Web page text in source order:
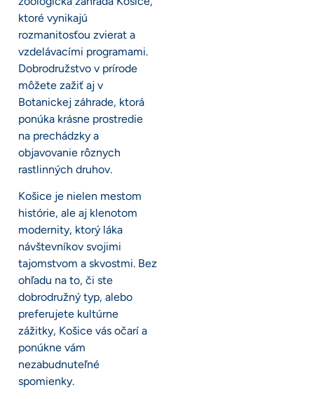
ktoré vynikajú
rozmanitosťou zvierat a
vzdelávacími programami.
Dobrodružstvo v prírode
môžete zažiť aj v
Botanickej záhrade, ktorá
ponúka krásne prostredie
na prechádzky a
objavovanie rôznych
rastlinných druhov.
Košice je nielen mestom
histórie, ale aj klenotom
modernity, ktorý láka
návštevníkov svojimi
tajomstvom a skvostmi. Bez
ohľadu na to, či ste
dobrodružný typ, alebo
preferujete kultúrne
zážitky, Košice vás očarí a
ponúkne vám
nezabudnuteľné
spomienky.